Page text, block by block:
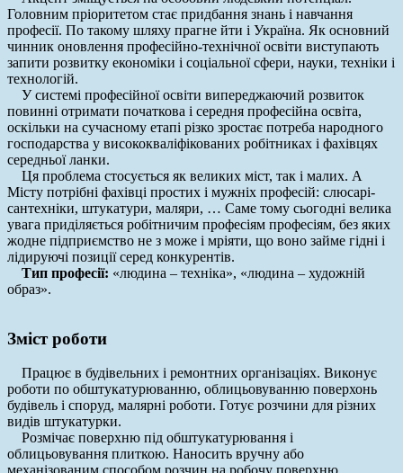
Головним пріоритетом стає придбання знань і навчання
професії. По такому шляху прагне йти і Україна. Як основний
чинник оновлення професійно-технічної освіти виступають
запити розвитку економіки і соціальної сфери, науки, техніки і
технологій.
У системі професійної освіти випереджаючий розвиток
повинні отримати початкова і середня професійна освіта,
оскільки на сучасному етапі різко зростає потреба народного
господарства у висококваліфікованих робітниках і фахівцях
середньої ланки.
Ця проблема стосується як великих міст, так і малих. А
Місту потрібні фахівці простих і мужніх професій: слюсарі-
сантехніки, штукатури, маляри, … Саме тому сьогодні велика
увага приділяється робітничим професіям професіям, без яких
жодне підприємство не з може і мріяти, що воно займе гідні і
лідируючі позиції серед конкурентів.
Тип професії: «людина – техніка», «людина – художній
образ».
Зміст роботи
Працює в будівельних і ремонтних організаціях. Виконує
роботи по обштукатурюванню, облицьовуванню поверхонь
будівель і споруд, малярні роботи. Готує розчини для різних
видів штукатурки.
Розмічає поверхню під обштукатурювання і
облицьовування плиткою. Наносить вручну або